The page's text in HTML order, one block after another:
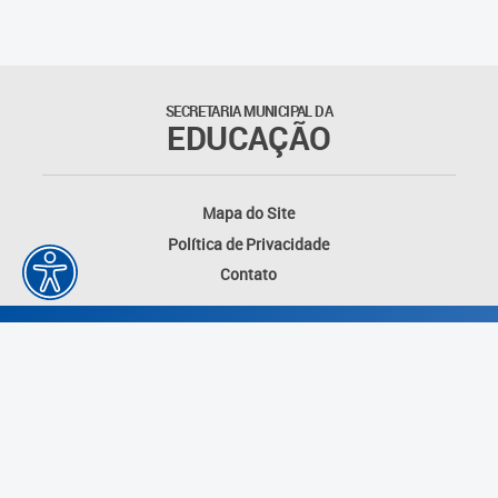
SECRETARIA MUNICIPAL DA
EDUCAÇÃO
Mapa do Site
Política de Privacidade
Contato